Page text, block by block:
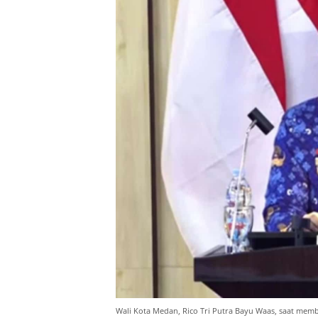
Wali Kota Medan, Rico Tri Putra Bayu Waas, saat